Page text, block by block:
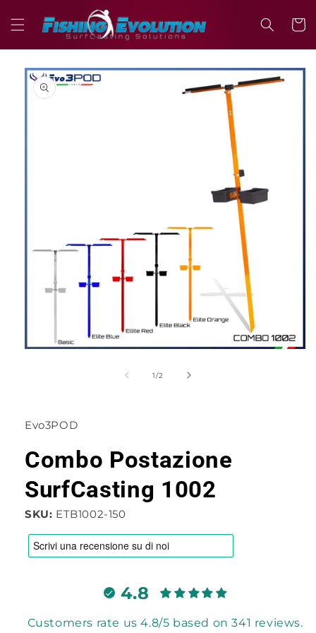
direttamente
ai contenuti
Passa alle
informazioni
sul prodotto
1/su
2
Evo3POD
Combo Postazione
SurfCasting 1002
SKU: ETB1002-150
4.8
Customers rate us 4.8/5 based on 341 reviews.